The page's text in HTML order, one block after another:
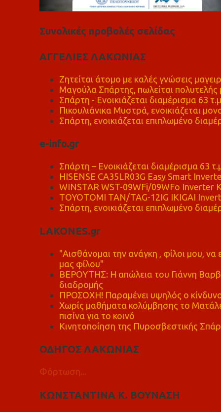
Συνολικές προβολές σελίδας
ΑΓΓΕΛΙΕΣ ΛΑΚΩΝΙΑΣ
Ζητείται άτομο με καλές γνώσεις
Μαγούλα Σπάρτης, πωλείται πολυτελής
Σπάρτη - Ενοικιάζεται διαμέρισμα 63 τ.μ
Πικουλιάνικα Μυστρά, ενοικιάζεται
Σπάρτη, ενοικιάζεται επιπλωμένο
e-info.gr
Σπάρτη – Ενοικιάζεται διαμέρισμα 63
HISENSE CA35LR03G Easy Smart
WINSTAR WST-09WFi/09WFo Inverter
TOYOTOMI TAN/TAG-12IG IKIGAI
Σπάρτη, ενοικιάζεται επιπλωμένο
LAKONES.gr
"Αισθάνομαι την ανάγκη , φίλοι μου,
μας φίλου"
ΒΕΡΟΥΤΗΣ: Η απώλεια του Γιάννη
διαδρομής
ΠΡΟΣΟΧΗ! Παραμένει υψηλός ο
Χωρίς μαθήματα κολύμβησης το
πισίνα για το κοινό
Κινητοποίηση της Πυροσβεστικής
ΟΔΗΓΟΣ ΛΑΚΩΝΙΑΣ
Φόρτωση...
ΚΩΝΣΤΑΝΤΙΝΑ Κ. ΒΟΥΝΑΣΗ